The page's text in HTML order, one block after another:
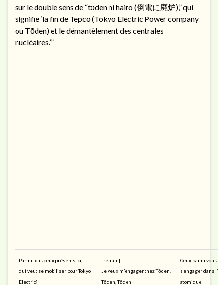
sur le double sens de “tōden ni hairo (倒電に廃炉),” qui
signifie ‘la fin de Tepco (Tokyo Electric Power company
ou Tōden) et le démantèlement des centrales
nucléaires.’”
Parmi tous ceux présents ici,
qui veut se mobiliser pour Tokyo
Electric?
[refrain]
Je veux m’engager chez Tōden,
Tōden, Tōden
Ceux parmi
s’engager dans
atomique